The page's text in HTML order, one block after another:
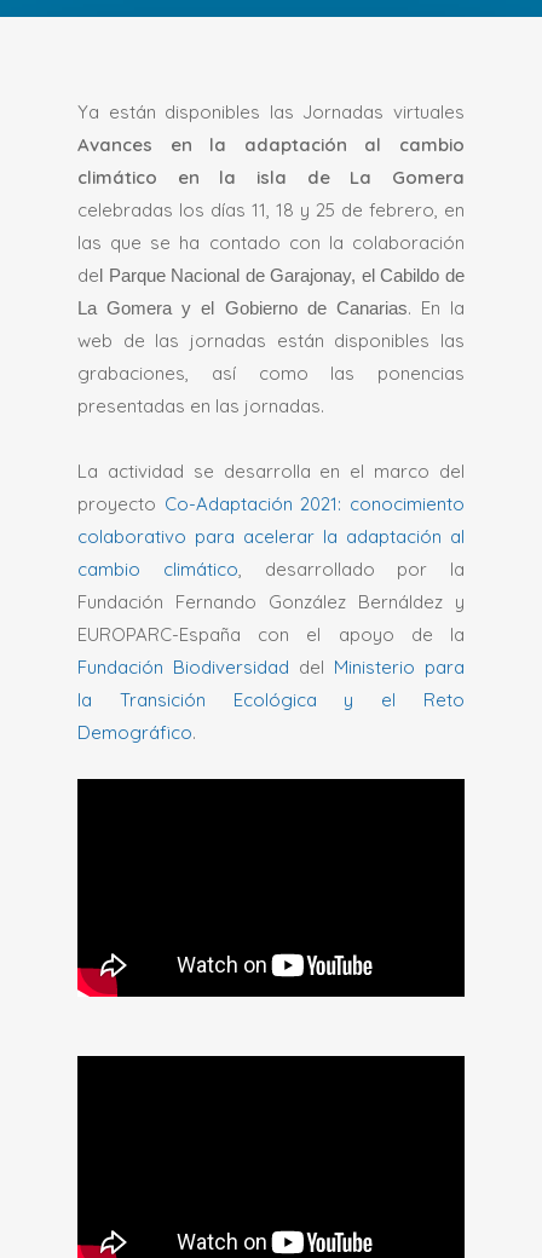
Ya están disponibles las Jornadas virtuales
Avances en la adaptación al cambio
climático en la isla de La Gomera
celebradas los días 11, 18 y 25 de febrero, en
las que se ha contado con la colaboración
del Parque Nacional de Garajonay, el Cabildo de
La Gomera y el Gobierno de Canarias. En la
web de las jornadas están disponibles las
grabaciones, así como las ponencias
presentadas en las jornadas.
La actividad se desarrolla en el marco del
proyecto Co-Adaptación 2021: conocimiento
colaborativo para acelerar la adaptación al
cambio climático, desarrollado por la
Fundación Fernando González Bernáldez y
EUROPARC-España con el apoyo de la
Fundación Biodiversidad del Ministerio para
la Transición Ecológica y el Reto
Demográfico.